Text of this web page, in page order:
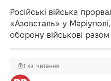
Російські війська
«Азовсталь» у
оборону військові
1 хв. читання